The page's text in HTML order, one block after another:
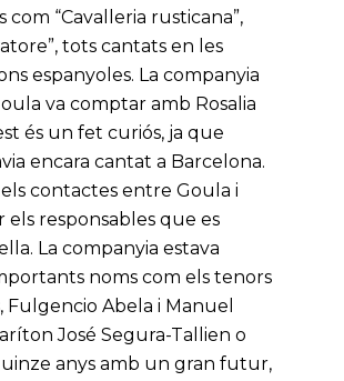
“Cavalleria rusticana”,
tots cantats en les
espanyoles. La companyia
va comptar amb Rosalia
és un fet curiós, ja que
encara cantat a Barcelona.
contactes entre Goula i
els responsables que es
La companyia estava
noms com els tenors
Fulgencio Abela i Manuel
José Segura-Tallien o
anys amb un gran futur,